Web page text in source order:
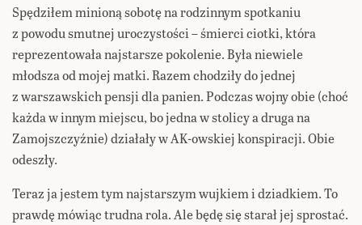
Spędziłem minioną sobotę na rodzinnym spotkaniu
z powodu smutnej uroczystości – śmierci ciotki, która
reprezentowała najstarsze pokolenie. Była niewiele
młodsza od mojej matki. Razem chodziły do jednej
z warszawskich pensji dla panien. Podczas wojny obie (choć
każda w innym miejscu, bo jedna w stolicy a druga na
Zamojszczyźnie) działały w AK-owskiej konspiracji. Obie
odeszły.
Teraz ja jestem tym najstarszym wujkiem i dziadkiem. To
prawdę mówiąc trudna rola. Ale będę się starał jej sprostać.